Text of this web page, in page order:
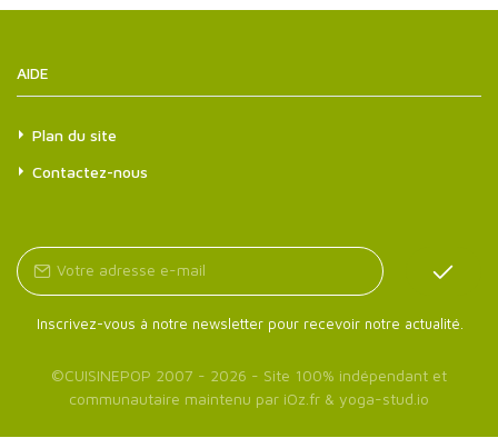
AIDE
Plan du site
Contactez-nous
Inscrivez-vous à notre newsletter pour recevoir notre actualité.
©CUISINEPOP 2007 - 2026 - Site 100% indépendant et
communautaire maintenu par iOz.fr & yoga-stud.io